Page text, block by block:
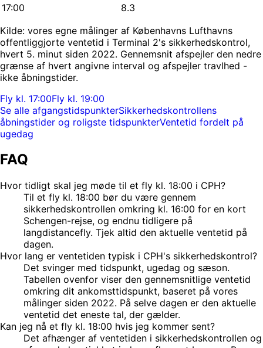
17:00
8.3
Kilde: vores egne målinger af Københavns Lufthavns
offentliggjorte ventetid i Terminal 2's sikkerhedskontrol,
hvert 5. minut siden 2022. Gennemsnit afspejler den nedre
grænse af hvert angivne interval og afspejler travlhed -
ikke åbningstider.
Fly kl. 17:00Fly kl. 19:00
Se alle afgangstidspunkterSikkerhedskontrollens
åbningstider og roligste tidspunkterVentetid fordelt på
ugedag
FAQ
Hvor tidligt skal jeg møde til et fly kl. 18:00 i CPH?
Til et fly kl. 18:00 bør du være gennem
sikkerhedskontrollen omkring kl. 16:00 for en kort
Schengen-rejse, og endnu tidligere på
langdistancefly. Tjek altid den aktuelle ventetid på
dagen.
Hvor lang er ventetiden typisk i CPH's sikkerhedskontrol?
Det svinger med tidspunkt, ugedag og sæson.
Tabellen ovenfor viser den gennemsnitlige ventetid
omkring dit ankomsttidspunkt, baseret på vores
målinger siden 2022. På selve dagen er den aktuelle
ventetid det eneste tal, der gælder.
Kan jeg nå et fly kl. 18:00 hvis jeg kommer sent?
Det afhænger af ventetiden i sikkerhedskontrollen og